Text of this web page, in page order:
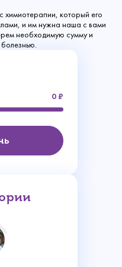
химиотерапии, который его
и им нужна наша с вами
необходимую сумму и
0